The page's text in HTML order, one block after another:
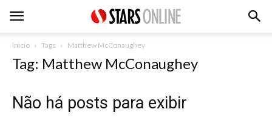
Inicio Tags Matthew McConaughey
Tag: Matthew McConaughey
Não há posts para exibir